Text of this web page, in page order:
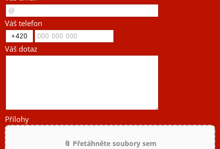
Váš telefon
Váš dotaz
Přílohy
📎 Přetáhněte soubory sem